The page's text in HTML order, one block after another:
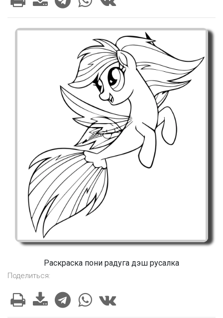
Раскраска пони радуга дэш русалка
Поделиться: